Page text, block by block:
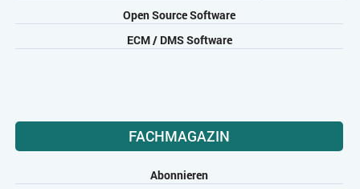
Open Source Software
ECM / DMS Software
FACHMAGAZIN
Abonnieren